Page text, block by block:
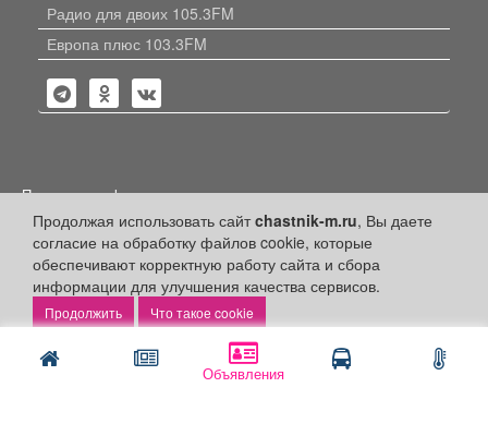
Объявления
Продолжая использовать сайтchastnik-m.ru, Вы даете
согласие на обработку файлов cookie, которые
обеспечивают корректную работу сайта и сбора
информации для улучшения качества сервисов.
Что такое cookie
Радио для двоих 105.3FM
Европа плюс 103.3FM
Политика конфиденциальности
Публикации с пометкой «Реклама», «На правах рекламы»,
«Партнёрский проект» оплачены рекламодателем.
Редакция сайта не несет ответственности за достоверность
информации, содержащейся в рекламных материалах и
объявлениях.
ООО "Частник-М"